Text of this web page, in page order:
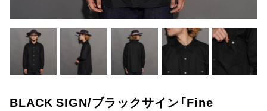
BLACK SIGN/ブラックサイン「Fine